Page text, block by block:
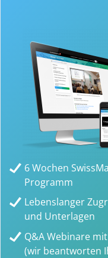
6 Wochen
Programm
Lebenslanger
und Unterlagen
Q&A Webinare
(wir beantworten